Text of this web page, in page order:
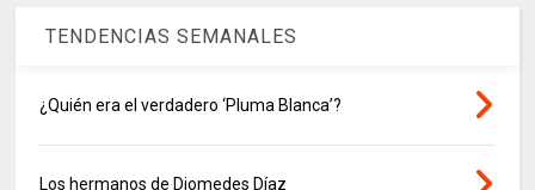
TENDENCIAS SEMANALES
¿Quién era el verdadero ‘Pluma Blanca’?
Los hermanos de Diomedes Díaz